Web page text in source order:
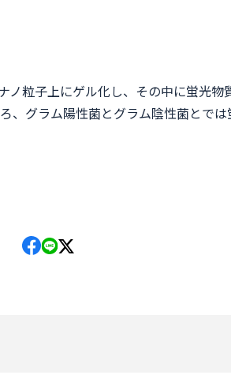
粒子上にゲル化し、その中に蛍光物
、グラム陽性菌とグラム陰性菌とで